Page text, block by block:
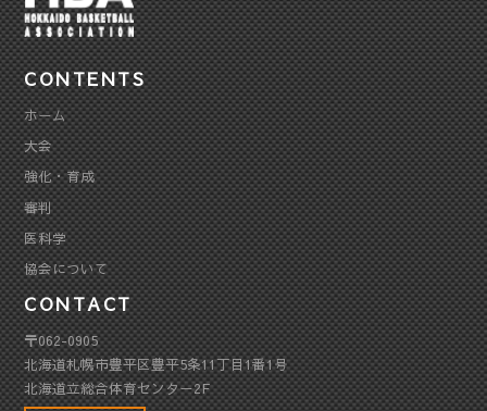
CONTENTS
ホーム
大会
強化・育成
審判
医科学
協会について
CONTACT
〒062-0905
北海道札幌市豊平区豊平5条11丁目1番1号
北海道立総合体育センター2F